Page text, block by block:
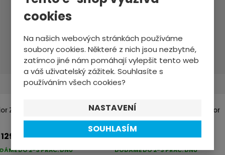
cookies
Na našich webových stránkách používáme
soubory cookies. Některé z nich jsou nezbytné,
zatímco jiné nám pomáhají vylepšit tento web
a váš uživatelský zážitek. Souhlasíte s
používáním všech cookies?
NASTAVENÍ
SOUHLASÍM
p
o
č
e
Ve více variantách
Zástrčná hlavice IMBUS 3/8
129,-
DO 2-3 PRAC. DNŮ
Kleště s plochými čelistmi Unior
VDE, 160
459,-
DODÁME DO 2-3 PRAC. DNŮ